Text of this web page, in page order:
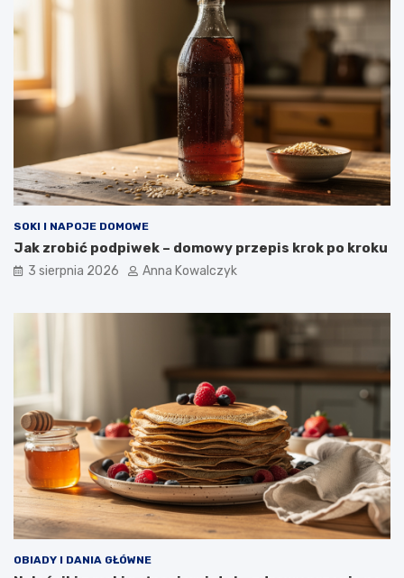
SOKI I NAPOJE DOMOWE
Jak zrobić podpiwek – domowy przepis krok po kroku
3 sierpnia 2026 Anna Kowalczyk
OBIADY I DANIA GŁÓWNE